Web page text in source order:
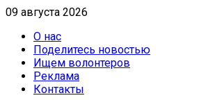
09 августа 2026
О нас
Поделитесь новостью
Ищем волонтеров
Реклама
Контакты